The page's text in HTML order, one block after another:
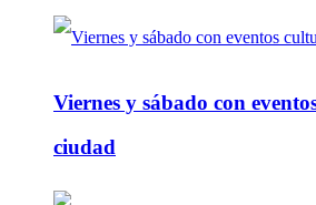
Viernes y sábado con
ciudad